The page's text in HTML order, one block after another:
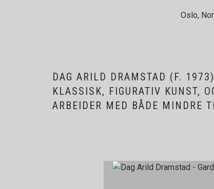
Oslo,
DAG ARILD DRAMSTAD (F.
KLASSISK, FIGURATIV KUNST,
ARBEIDER MED BÅDE MINDRE